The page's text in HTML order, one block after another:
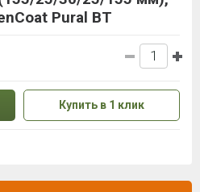
Pural BT
Купить в 1 клик